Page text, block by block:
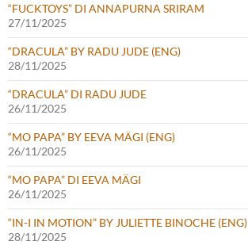
“FUCKTOYS” DI ANNAPURNA SRIRAM
27/11/2025
“DRACULA” BY RADU JUDE (ENG)
28/11/2025
“DRACULA” DI RADU JUDE
26/11/2025
“MO PAPA” BY EEVA MÄGI (ENG)
26/11/2025
“MO PAPA” DI EEVA MÄGI
26/11/2025
“IN-I IN MOTION” BY JULIETTE BINOCHE (ENG)
28/11/2025